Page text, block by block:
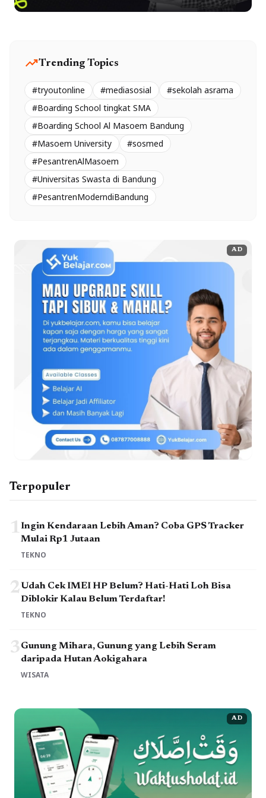
trending_upTrending Topics
#tryoutonline #mediasosial
#sekolah asrama
#Boarding School tingkat SMA
#Boarding School Al Masoem Bandung
#Masoem University
#sosmed
#PesantrenAlMasoem
#Universitas Swasta di Bandung
#PesantrenModerndiBandung
AD
Terpopuler
1Ingin Kendaraan Lebih Aman? Coba GPS Tracker
Mulai Rp1 Jutaan
TEKNO
2Udah Cek IMEI HP Belum? Hati-Hati Loh Bisa
Diblokir Kalau Belum Terdaftar!
TEKNO
3Gunung Mihara, Gunung yang Lebih Seram
daripada Hutan Aokigahara
WISATA
AD